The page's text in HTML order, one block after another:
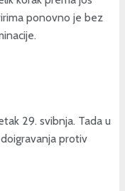
ponovno je bez
29. svibnja. Tada u
doigravanja protiv